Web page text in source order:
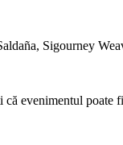
Sigourney
evenimentul